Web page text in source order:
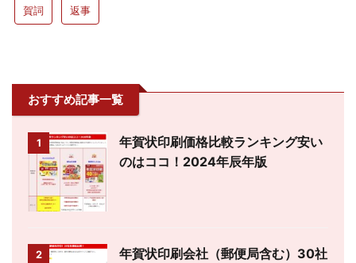
賀詞 返事
おすすめ記事一覧
1
年賀状印刷価格比較ランキング安い
のはココ！2024年辰年版
2
年賀状印刷会社（郵便局含む）30社